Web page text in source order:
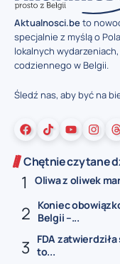
Aktualnosci.beto
specjalnie z myślą o
lokalnych
codziennego w Belgii.
Śledź nas, aby być na
Chętnie czytane
Oliwa z oliwek
Koniec
Belgii –...
FDA
to...